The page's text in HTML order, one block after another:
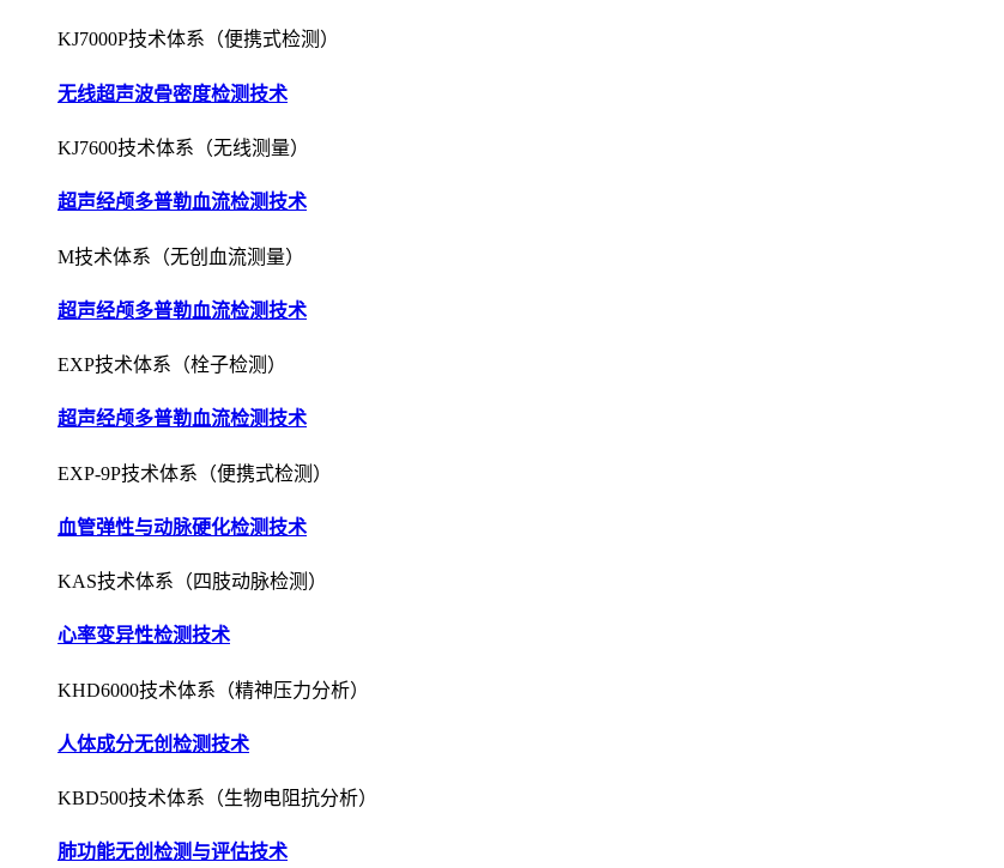
KJ7600技术体系（无线测量）
超声经颅多普勒血流检测技术
M技术体系（无创血流测量）
超声经颅多普勒血流检测技术
EXP技术体系（栓子检测）
超声经颅多普勒血流检测技术
EXP-9P技术体系（便携式检测）
血管弹性与动脉硬化检测技术
KAS技术体系（四肢动脉检测）
心率变异性检测技术
KHD6000技术体系（精神压力分析）
人体成分无创检测技术
KBD500技术体系（生物电阻抗分析）
肺功能无创检测与评估技术
KPF1000技术体系（压差式检测）
解决方案